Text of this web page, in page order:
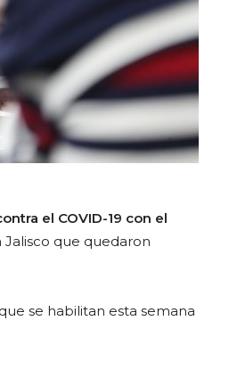
el COVID-19 con el
Jalisco que quedaron
se habilitan esta semana